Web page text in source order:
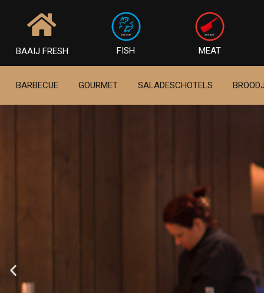
BAAIJ FRESH FISH MEAT
BARBECUE GOURMET SALADESCHOTELS